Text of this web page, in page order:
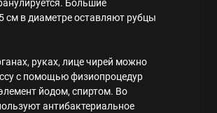
Большие
см в диаметре оставляют рубцы
руках, лице чирей можно
с помощью физиопроцедур
йодом, спиртом. Во
антибактериальное